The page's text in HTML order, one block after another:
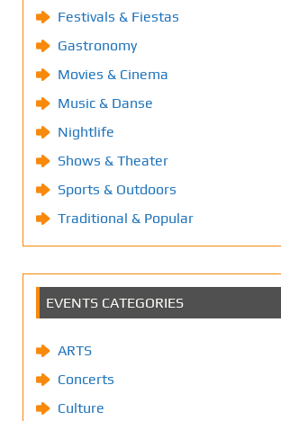
Festivals & Fiestas
Gastronomy
Movies & Cinema
Music & Danse
Nightlife
Shows & Theater
Sports & Outdoors
Traditional & Popular
EVENTS CATEGORIES
ARTS
Concerts
Culture